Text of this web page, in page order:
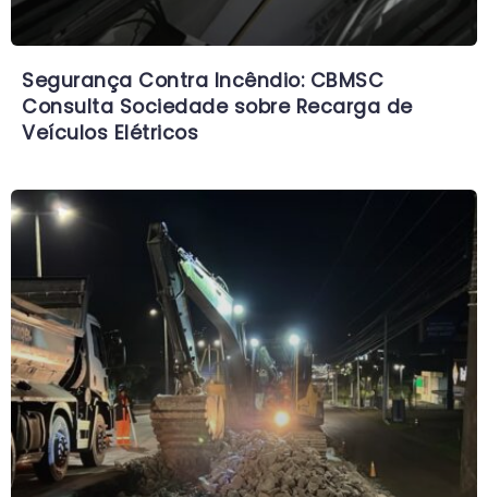
Segurança Contra Incêndio: CBMSC
Consulta Sociedade sobre Recarga de
Veículos Elétricos